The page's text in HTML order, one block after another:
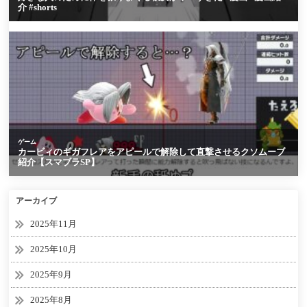
アーカイブ
2025年11月
2025年10月
2025年9月
2025年8月